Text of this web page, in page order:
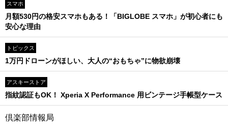
スマホ
月額530円の格安スマホもある！「BIGLOBE スマホ」が初心者にも
安心な理由
トピックス
1万円ドローンがほしい、大人の“おもちゃ”に物欲崩壊
アスキーストア
指紋認証もOK！ Xperia X Performance 用ビンテージ手帳型ケース
倶楽部情報局